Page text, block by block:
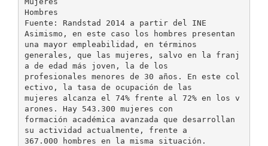
Hombres
Fuente: Randstad 2014 a partir del INE
Asimismo, en este caso los hombres presentan
una mayor empleabilidad, en términos
generales, que las mujeres, salvo en la franj
a de edad más joven, la de los
profesionales menores de 30 años. En este col
ectivo, la tasa de ocupación de las
mujeres alcanza el 74% frente al 72% en los v
arones. Hay 543.300 mujeres con
formación académica avanzada que desarrollan
su actividad actualmente, frente a
367.000 hombres en la misma situación.